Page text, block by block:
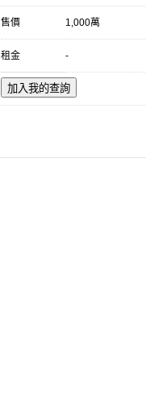
售價 1,000萬
租金 -
加入我的查詢